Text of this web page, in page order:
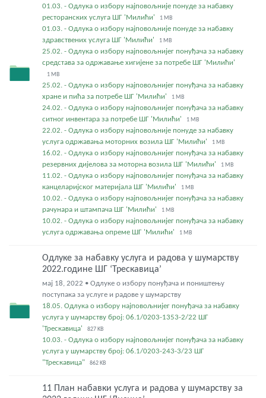
01.03. - Одлука о избору најповољније понуде за набавку
ресторанских услуга ШГ 'Милићи'
1 MB
01.03. - Одлука о избору најповољније понуде за набавку
здравствених услуга ШГ 'Милићи'
1 MB
25.02. - Одлука о избору најповољнијег понуђача за набавку
средстава за одржавање хигијене за потребе ШГ 'Милићи'
1 MB
25.02. - Одлука о избору најповољнијег понуђача за набавку
хране и пића за потребе ШГ 'Милићи'
1 MB
24.02. - Одлука о избору најповољнијег понуђача за набавку
ситног инвентара за потребе ШГ 'Милићи'
1 MB
22.02. - Одлука о избору најповољније понуде за набавку
услуга одржавања моторних возила ШГ 'Милићи'
1 MB
16.02. - Одлука о избору најповољнијег понуђача за набавку
резервних дијелова за моторна возила ШГ 'Милићи'
1 MB
11.02. - Одлука о избору најповољнијег понуђача за набавку
канцеларијског материјала ШГ 'Милићи'
1 MB
10.02. - Одлука о избору најповољнијег понуђача за набавку
рачунара и штампача ШГ 'Милићи'
1 MB
10.02. - Одлука о избору најповољнијег понуђача за набавку
услуга одржавања опреме ШГ 'Милићи'
1 MB
Одлуке за набавку услуга и радова у шумарству
2022.године ШГ ‘Трескавица’
мај 18, 2022 • Одлуке о избору понуђача и поништењу
поступака за услуге и радове у шумарству
18.05. Одлука о избору најповољнијег понуђача за набавку
услуга у шумарству број: 06.1/0203-1353-2/22 ШГ
'Трескавица'
827 KB
10.03. - Одлука о избору најповољнијег понуђача за набавку
услуга у шумарству број: 06.1/0203-243-3/23 ШГ
"Трескавица"
862 KB
11 План набавки услуга и радова у шумарству за